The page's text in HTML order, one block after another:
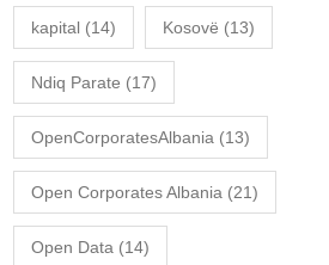
kapital (14) Kosovë (13)
Ndiq Parate (17)
OpenCorporatesAlbania (13)
Open Corporates Albania (21)
Open Data (14)